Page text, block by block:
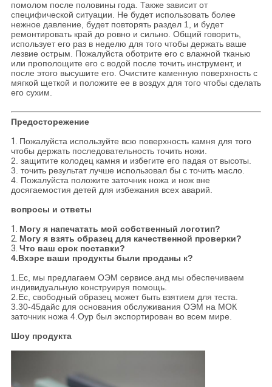
помолом после половины года. Также зависит от
специфической ситуации. Не будет использовать более
нежное давление, будет повторять раздел 1, и будет
ремонтировать край до ровно и сильно. Общий говорить,
использует его раз в неделю для того чтобы держать ваше
лезвие острым. Пожалуйста оботрите его с влажной тканью
или прополощите его с водой после точить инструмент, и
после этого высушите его. Очистите каменную поверхность с
мягкой щеткой и положите ее в воздух для того чтобы сделать
его сухим.
Предосторежение
1. Пожалуйста используйте всю поверхность камня для того
чтобы держать последовательность точить ножи.
2. защитите колодец камня и избегите его падая от высоты.
3. точить результат лучше использовал бы с точить масло.
4. Пожалуйста положите заточник ножа и нож вне
досягаемостия детей для избежания всех аварий.
вопросы и ответы
1. Могу я напечатать мой собственный логотип?
2. Могу я взять образец для качественной проверки?
3. Что ваш срок поставки?
4.Вхэре ваши продукты были проданы к?
1.Ес, мы предлагаем ОЭМ сервисе.анд мы обеспечиваем
индивидуальную конструируя помощь.
2.Ес, свободный образец может быть взятием для теста.
3.30-45дайс для основания обслуживания ОЭМ на МОК
заточник ножа 4.Оур был экспортирован во всем мире.
Шоу продукта